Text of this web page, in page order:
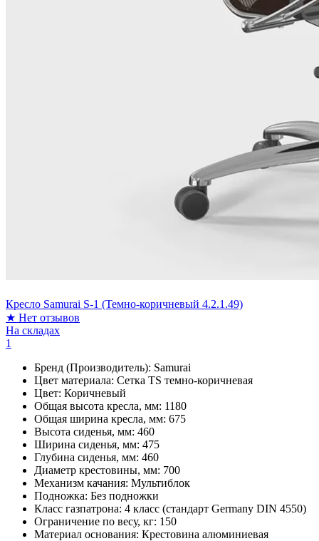
Кресло Samurai S-1 (Темно-коричневый 4.2.1.49)
★ Нет отзывов
На складах
1
Бренд (Производитель): Samurai
Цвет материала: Сетка TS темно-коричневая
Цвет: Коричневый
Общая высота кресла, мм: 1180
Общая ширина кресла, мм: 675
Высота сиденья, мм: 460
Ширина сиденья, мм: 475
Глубина сиденья, мм: 460
Диаметр крестовины, мм: 700
Механизм качания: Мультиблок
Подножка: Без подножки
Класс газпатрона: 4 класс (стандарт Germany DIN 4550)
Ограничение по весу, кг: 150
Материал основания: Крестовина алюминиевая